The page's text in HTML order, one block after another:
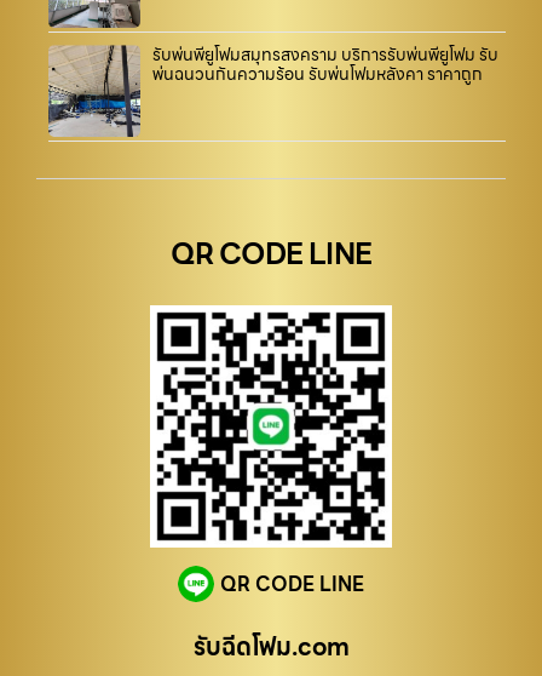
รับพ่นพียูโฟมสมุทรสงคราม บริการรับพ่นพียูโฟม รับ
พ่นฉนวนกันความร้อน รับพ่นโฟมหลังคา ราคาถูก
QR CODE LINE
QR CODE LINE
รับฉีดโฟม.com